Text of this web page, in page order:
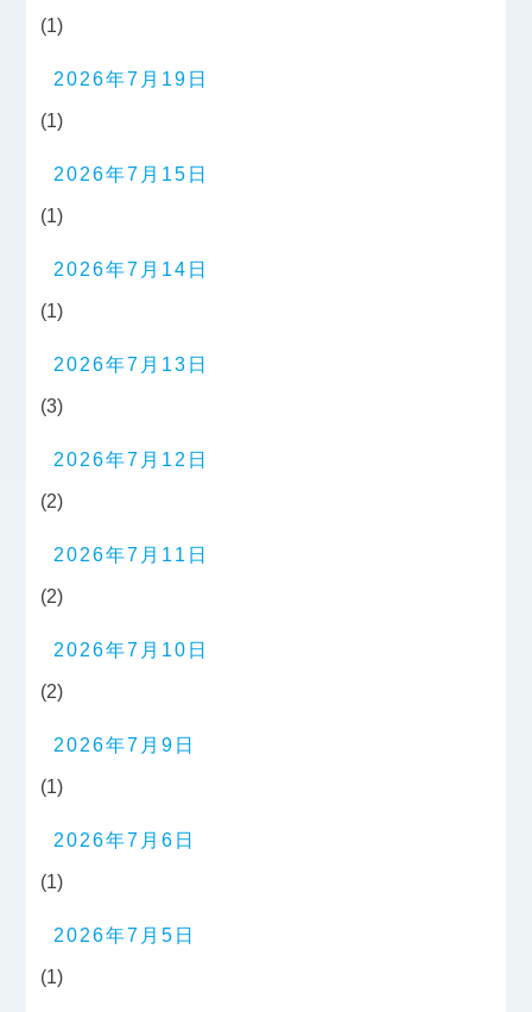
(1)
2026年7月19日
(1)
2026年7月15日
(1)
2026年7月14日
(1)
2026年7月13日
(3)
2026年7月12日
(2)
2026年7月11日
(2)
2026年7月10日
(2)
2026年7月9日
(1)
2026年7月6日
(1)
2026年7月5日
(1)